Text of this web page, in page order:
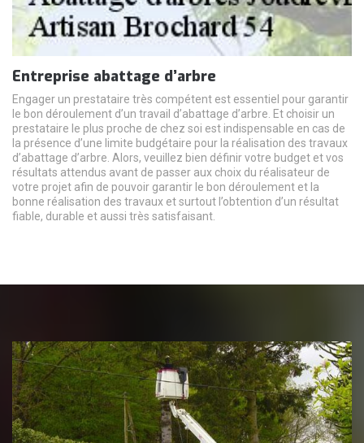
Entreprise abattage d’arbre
Engager un prestataire très compétent est essentiel pour garantir
le bon déroulement d’un travail d’abattage d’arbre. Et choisir un
prestataire le plus proche de chez soi est indispensable en cas de
la présence d’une limite budgétaire pour la réalisation des travaux
d’abattage d’arbre. Alors, veuillez bien définir votre budget et vos
résultats attendus avant de passer aux choix du réalisateur de
votre projet afin de pouvoir garantir le bon déroulement et la
bonne réalisation des travaux et surtout l’obtention d’un résultat
fiable, durable et aussi très satisfaisant.